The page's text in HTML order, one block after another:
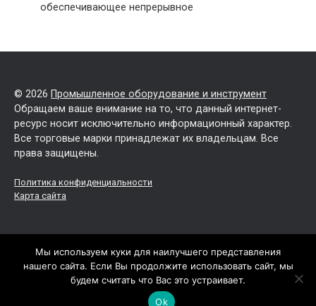
обеспечивающее непрерывное
© 2026 Промышленное оборудование и инструмент
Обращаем ваше внимание на то, что данный интернет-
ресурс носит исключительно информационный характер.
Все торговые марки принадлежат их владельцам. Все
права защищены.
Политика конфиденциальности
Карта сайта
Мы используем куки для наилучшего представления
нашего сайта. Если Вы продолжите использовать сайт, мы
будем считать что Вас это устраивает.
Ok